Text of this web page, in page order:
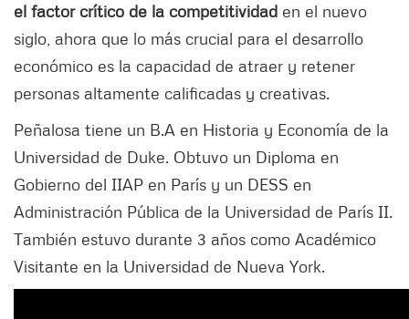
el factor crítico de la competitividad en el nuevo
siglo, ahora que lo más crucial para el desarrollo
económico es la capacidad de atraer y retener
personas altamente calificadas y creativas.
Peñalosa tiene un B.A en Historia y Economía de la
Universidad de Duke. Obtuvo un Diploma en
Gobierno del IIAP en París y un DESS en
Administración Pública de la Universidad de París II.
También estuvo durante 3 años como Académico
Visitante en la Universidad de Nueva York.